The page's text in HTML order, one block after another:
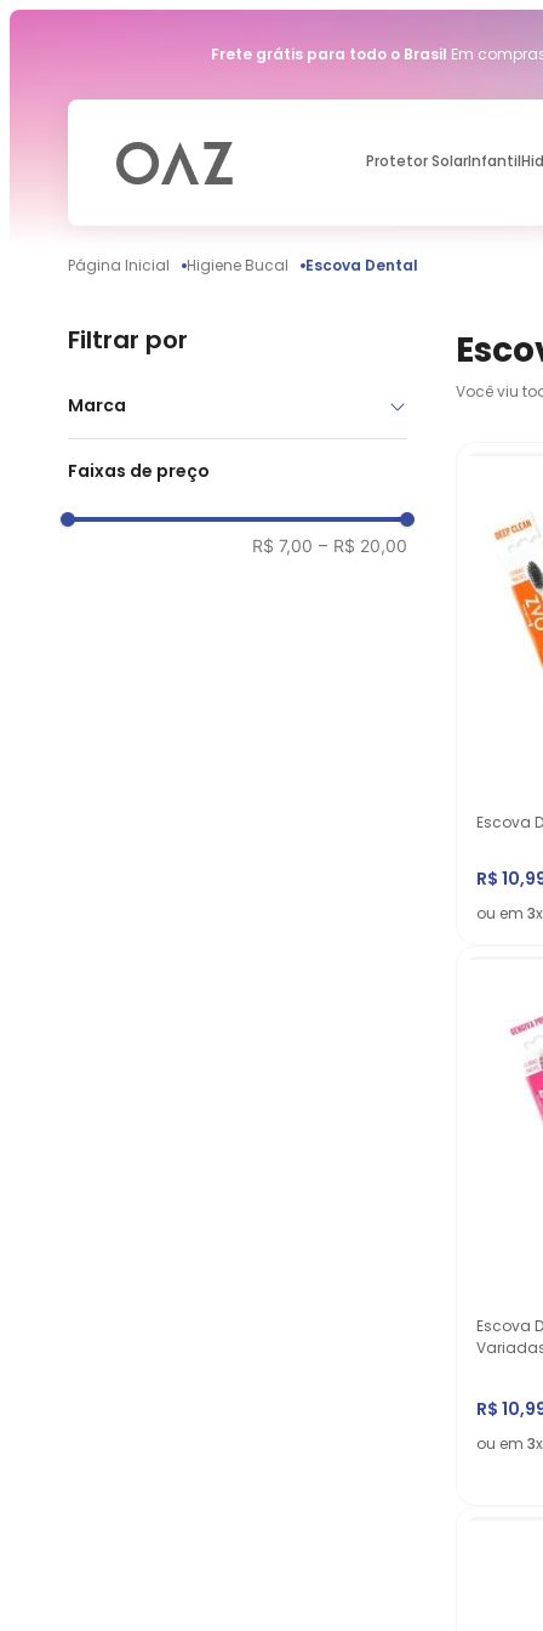
Frete grátis para todo o Brasil Em
Protetor SolarInfantil
Higiene Bucal Escova Dental
Filtrar por
Marca
Faixas de preço
R$ 7,00 – R$ 20,00
Você viu
Escova
R$ 10,
ou em 3
Escova
R$ 10,
ou em 3